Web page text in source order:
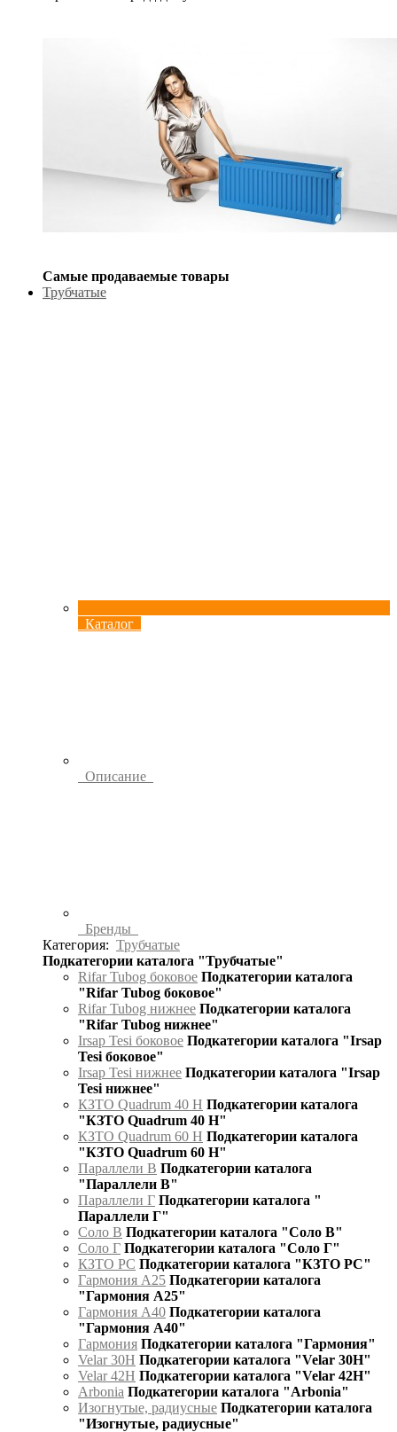
Самые продаваемые товары
Трубчатые
Каталог
Описание
Бренды
Категория: Трубчатые
Подкатегории каталога "Трубчатые"
Rifar Tubog боковое Подкатегории каталога
"Rifar Tubog боковое"
Rifar Tubog нижнее Подкатегории каталога
"Rifar Tubog нижнее"
Irsap Tesi боковое Подкатегории каталога "Irsap
Tesi боковое"
Irsap Tesi нижнее Подкатегории каталога "Irsap
Tesi нижнее"
КЗТО Quadrum 40 H Подкатегории каталога
"КЗТО Quadrum 40 H"
КЗТО Quadrum 60 H Подкатегории каталога
"КЗТО Quadrum 60 H"
Параллели В Подкатегории каталога
"Параллели В"
Параллели Г Подкатегории каталога "
Параллели Г"
Соло В Подкатегории каталога "Соло В"
Соло Г Подкатегории каталога "Соло Г"
КЗТО РС Подкатегории каталога "КЗТО РС"
Гармония А25 Подкатегории каталога
"Гармония А25"
Гармония А40 Подкатегории каталога
"Гармония А40"
Гармония Подкатегории каталога "Гармония"
Velar 30H Подкатегории каталога "Velar 30H"
Velar 42H Подкатегории каталога "Velar 42H"
Arbonia Подкатегории каталога "Arbonia"
Изогнутые, радиусные Подкатегории каталога
"Изогнутые, радиусные"